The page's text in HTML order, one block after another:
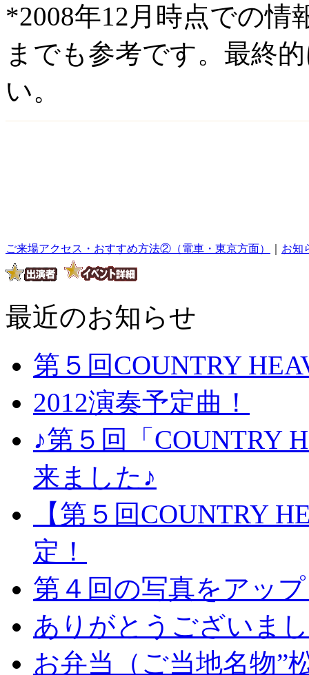
*2008年12月時点での
までも参考です。最終
い。
ご来場アクセス・おすすめ方法②（電車・東京方面） お知
最近のお知らせ
第５回COUNTRY
2012演奏予定曲！
♪第５回「COUNTRY
来ました♪
【第５回COUNTRY
定！
第４回の写真をアッ
ありがとうございま
お弁当（ご当地名物”